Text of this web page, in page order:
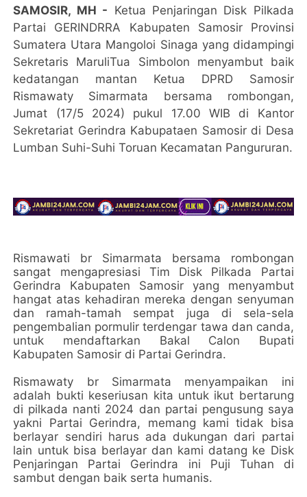
SAMOSIR, MH - Ketua Penjaringan Disk Pilkada
Partai GERINDRRA Kabupaten Samosir Provinsi
Sumatera Utara Mangoloi Sinaga yang didampingi
Sekretaris MaruliTua Simbolon menyambut baik
kedatangan mantan Ketua DPRD Samosir
Rismawaty Simarmata bersama rombongan,
Jumat (17/5 2024) pukul 17.00 WIB di Kantor
Sekretariat Gerindra Kabupataen Samosir di Desa
Lumban Suhi-Suhi Toruan Kecamatan Pangururan.
Rismawati br Simarmata bersama rombongan
sangat mengapresiasi Tim Disk Pilkada Partai
Gerindra Kabupaten Samosir yang menyambut
hangat atas kehadiran mereka dengan senyuman
dan ramah-tamah sempat juga di sela-sela
pengembalian pormulir terdengar tawa dan canda,
untuk mendaftarkan Bakal Calon Bupati
Kabupaten Samosir di Partai Gerindra.
Rismawaty br Simarmata menyampaikan ini
adalah bukti keseriusan kita untuk ikut bertarung
di pilkada nanti 2024 dan partai pengusung saya
yakni Partai Gerindra, memang kami tidak bisa
berlayar sendiri harus ada dukungan dari partai
lain untuk bisa berlayar dan kami datang ke Disk
Penjaringan Partai Gerindra ini Puji Tuhan di
sambut dengan baik serta humanis.